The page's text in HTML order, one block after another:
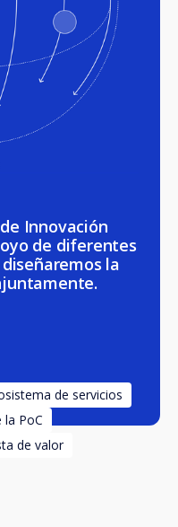
Innovación
de diferentes
la
de servicios
la PoC
de valor